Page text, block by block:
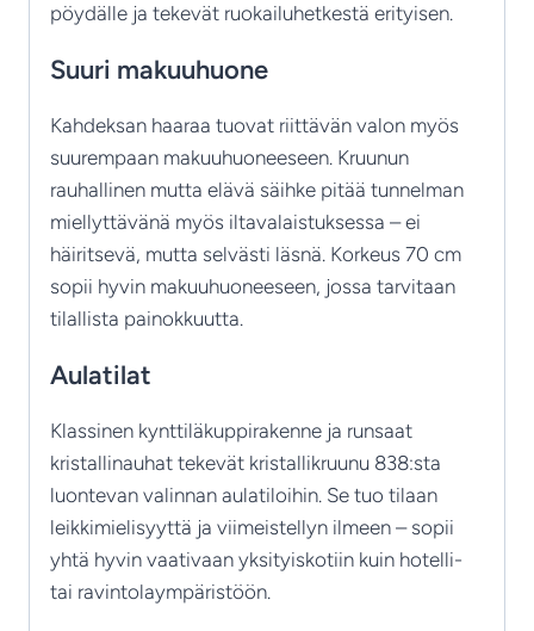
pöydälle ja tekevät ruokailuhetkestä erityisen.
Suuri makuuhuone
Kahdeksan haaraa tuovat riittävän valon myös
suurempaan makuuhuoneeseen. Kruunun
rauhallinen mutta elävä säihke pitää tunnelman
miellyttävänä myös iltavalaistuksessa – ei
häiritsevä, mutta selvästi läsnä. Korkeus 70 cm
sopii hyvin makuuhuoneeseen, jossa tarvitaan
tilallista painokkuutta.
Aulatilat
Klassinen kynttiläkuppirakenne ja runsaat
kristallinauhat tekevät kristallikruunu 838:sta
luontevan valinnan aulatiloihin. Se tuo tilaan
leikkimielisyyttä ja viimeistellyn ilmeen – sopii
yhtä hyvin vaativaan yksityiskotiin kuin hotelli-
tai ravintolaympäristöön.